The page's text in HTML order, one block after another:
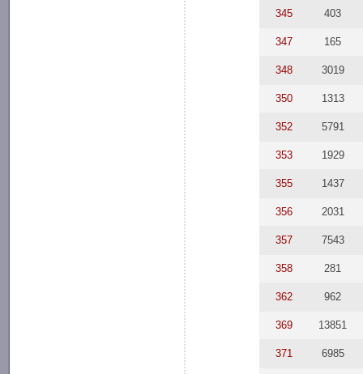
345 403
347 165
348 3019
350 1313
352 5791
353 1929
355 1437
356 2031
357 7543
358 281
362 962
369 13851
371 6985